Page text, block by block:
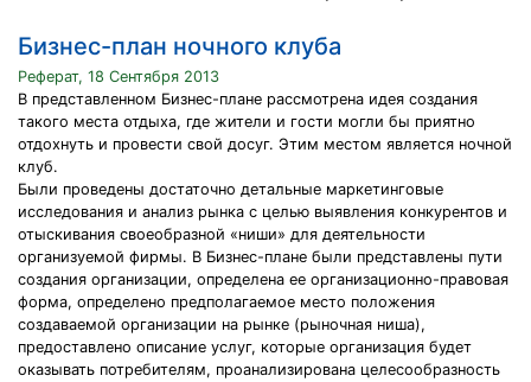
Бизнес-план ночного клуба
Реферат, 18 Сентября 2013
В представленном Бизнес-плане рассмотрена идея создания
такого места отдыха, где жители и гости могли бы приятно
отдохнуть и провести свой досуг. Этим местом является ночной
клуб.
Были проведены достаточно детальные маркетинговые
исследования и анализ рынка с целью выявления конкурентов и
отыскивания своеобразной «ниши» для деятельности
организуемой фирмы. В Бизнес-плане были представлены пути
создания организации, определена ее организационно-правовая
форма, определено предполагаемое место положения
создаваемой организации на рынке (рыночная ниша),
предоставлено описание услуг, которые организация будет
оказывать потребителям, проанализирована целесообразность